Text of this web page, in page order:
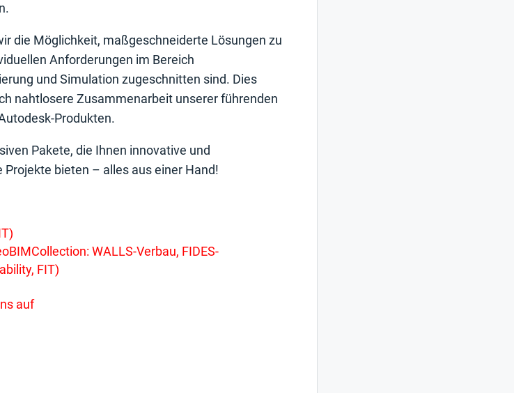
die Möglichkeit, maßgeschneiderte Lösungen zu
Anforderungen im Bereich
und Simulation zugeschnitten sind. Dies
nahtlosere Zusammenarbeit unserer führenden
Produkten.
Pakete, die Ihnen innovative und
bieten – alles aus einer Hand!
WALLS-Verbau, FIDES-
FIT)
auf